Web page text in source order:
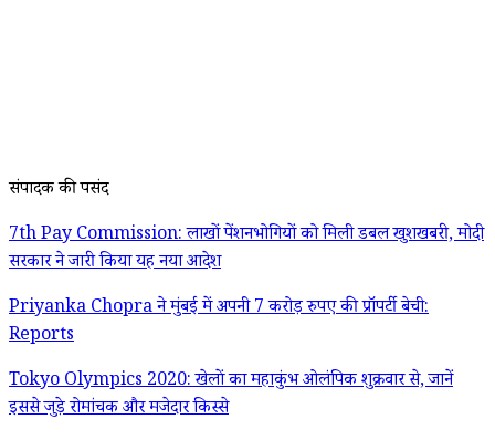
संपादक की पसंद
7th Pay Commission: लाखों पेंशनभोगियों को मिली डबल खुशखबरी, मोदी
सरकार ने जारी किया यह नया आदेश
Priyanka Chopra ने मुंबई में अपनी 7 करोड़ रुपए की प्रॉपर्टी बेची:
Reports
Tokyo Olympics 2020: खेलों का महाकुंभ ओलंपिक शुक्रवार से, जानें
इससे जुड़े रोमांचक और मजेदार किस्से